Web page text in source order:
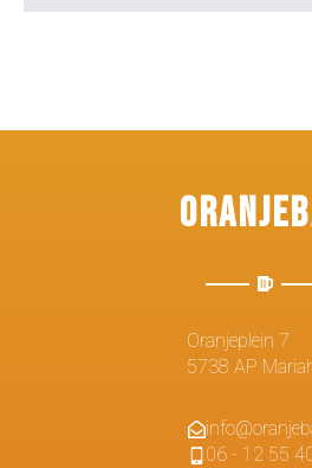
Oranjeplein 7
5738 AP
06 - 12 55